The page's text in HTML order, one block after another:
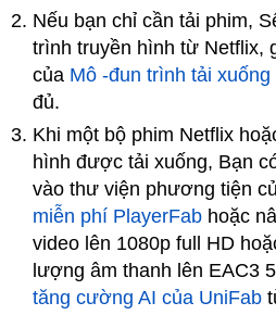
Nếu bạn chỉ cần tải phim,
trình truyền hình từ Netflix,
của Mô -đun trình tải
đủ.
Khi một bộ phim Netflix
hình được tải xuống, Bạn
vào thư viện phương tiện
miễn phí PlayerFab hoặc
video lên 1080p full HD
lượng âm thanh lên EAC3
tăng cường AI của UniFab